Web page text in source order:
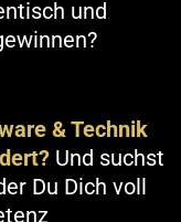
und
& Technik
Und suchst
Du Dich voll